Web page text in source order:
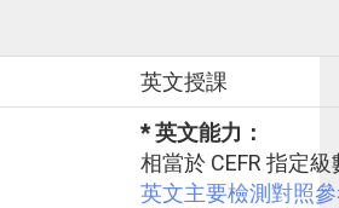
英文授課
* 英文能力：
相當於 CEFR 指定
英文主要檢測對照